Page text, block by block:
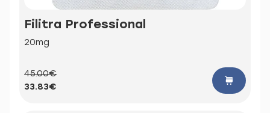
Filitra Professional
20mg
45.00€
33.83€